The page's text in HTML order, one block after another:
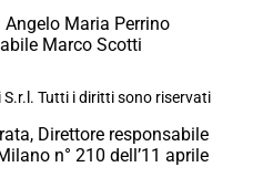
Maria Perrino
Marco Scotti
Tutti i diritti sono riservati
Direttore responsabile
n° 210 dell’11 aprile